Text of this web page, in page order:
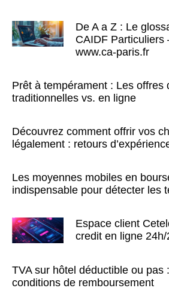
De A a Z : Le
CAIDF Particuliers
www.ca-paris.fr
Prêt à tempérament : Les offres
traditionnelles vs. en ligne
Découvrez comment offrir vos
légalement : retours
Les moyennes mobiles en
indispensable pour détecter les
Espace client
credit en ligne 24h/
TVA sur hôtel déductible ou pas
conditions de remboursement